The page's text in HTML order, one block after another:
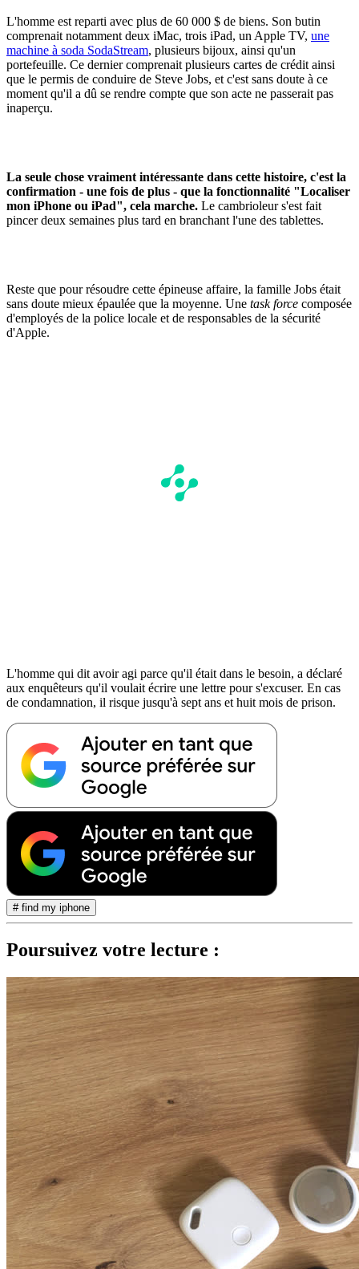
L'homme est reparti avec plus de 60 000 $ de biens. Son butin
comprenait notamment deux iMac, trois iPad, un Apple TV, une
machine à soda SodaStream, plusieurs bijoux, ainsi qu'un
portefeuille. Ce dernier comprenait plusieurs cartes de crédit ainsi
que le permis de conduire de Steve Jobs, et c'est sans doute à ce
moment qu'il a dû se rendre compte que son acte ne passerait pas
inaperçu.
La seule chose vraiment intéressante dans cette histoire, c'est la
confirmation - une fois de plus - que la fonctionnalité "Localiser
mon iPhone ou iPad", cela marche. Le cambrioleur s'est fait
pincer deux semaines plus tard en branchant l'une des tablettes.
Reste que pour résoudre cette épineuse affaire, la famille Jobs était
sans doute mieux épaulée que la moyenne. Une task force composée
d'employés de la police locale et de responsables de la sécurité
d'Apple.
L'homme qui dit avoir agi parce qu'il était dans le besoin, a déclaré
aux enquêteurs qu'il voulait écrire une lettre pour s'excuser. En cas
de condamnation, il risque jusqu'à sept ans et huit mois de prison.
# find my iphone
Poursuivez votre lecture :